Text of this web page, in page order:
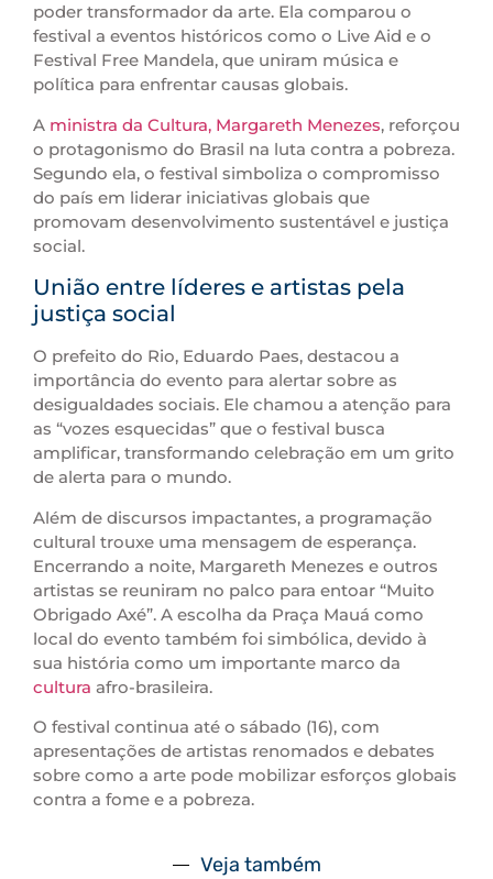
poder transformador da arte. Ela comparou o
festival a eventos históricos como o Live Aid e o
Festival Free Mandela, que uniram música e
política para enfrentar causas globais.
A ministra da Cultura, Margareth Menezes, reforçou
o protagonismo do Brasil na luta contra a pobreza.
Segundo ela, o festival simboliza o compromisso
do país em liderar iniciativas globais que
promovam desenvolvimento sustentável e justiça
social.
União entre líderes e artistas pela
justiça social
O prefeito do Rio, Eduardo Paes, destacou a
importância do evento para alertar sobre as
desigualdades sociais. Ele chamou a atenção para
as “vozes esquecidas” que o festival busca
amplificar, transformando celebração em um grito
de alerta para o mundo.
Além de discursos impactantes, a programação
cultural trouxe uma mensagem de esperança.
Encerrando a noite, Margareth Menezes e outros
artistas se reuniram no palco para entoar “Muito
Obrigado Axé”. A escolha da Praça Mauá como
local do evento também foi simbólica, devido à
sua história como um importante marco da
cultura afro-brasileira.
O festival continua até o sábado (16), com
apresentações de artistas renomados e debates
sobre como a arte pode mobilizar esforços globais
contra a fome e a pobreza.
Veja também